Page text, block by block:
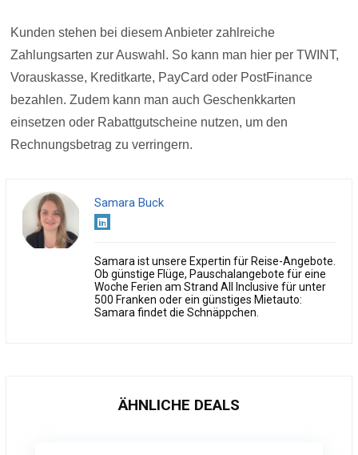
Kunden stehen bei diesem Anbieter zahlreiche
Zahlungsarten zur Auswahl. So kann man hier per TWINT,
Vorauskasse, Kreditkarte, PayCard oder PostFinance
bezahlen. Zudem kann man auch Geschenkkarten
einsetzen oder Rabattgutscheine nutzen, um den
Rechnungsbetrag zu verringern.
Samara Buck
Samara ist unsere Expertin für Reise-Angebote.
Ob günstige Flüge, Pauschalangebote für eine
Woche Ferien am Strand All Inclusive für unter
500 Franken oder ein günstiges Mietauto:
Samara findet die Schnäppchen.
ÄHNLICHE DEALS